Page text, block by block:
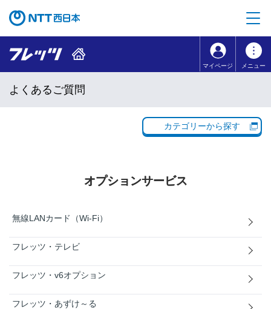
コンテンツのリンクナビゲーションへ移動
マイページ メニュー
よくあるご質問
カテゴリーから探す
オプションサービス
無線LANカード（Wi-Fi）
フレッツ・テレビ
フレッツ・v6オプション
フレッツ・あずけ～る